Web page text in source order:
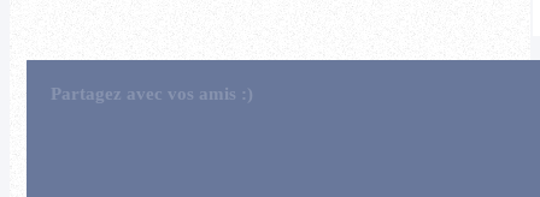
Partagez avec vos amis :)